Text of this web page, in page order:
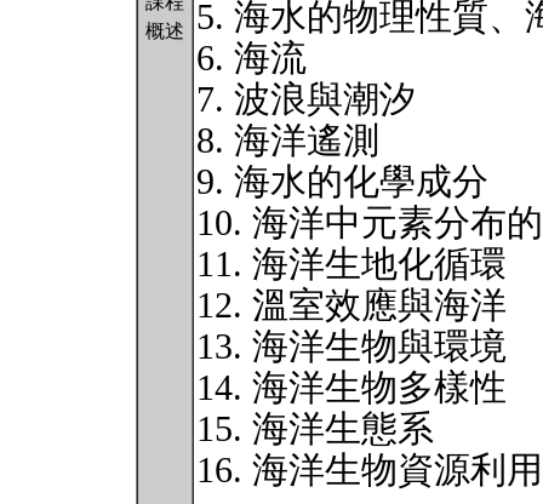
概述
5. 海水的物理性質、
6. 海流
7. 波浪與潮汐
8. 海洋遙測
9. 海水的化學成分
10. 海洋中元素分布
11. 海洋生地化循環
12. 溫室效應與海洋
13. 海洋生物與環境
14. 海洋生物多樣性
15. 海洋生態系
16. 海洋生物資源利